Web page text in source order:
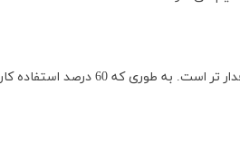
از میان این دسته بندی، دسته شیء گرا از بقیه معروف تر و البته پر طرفدار